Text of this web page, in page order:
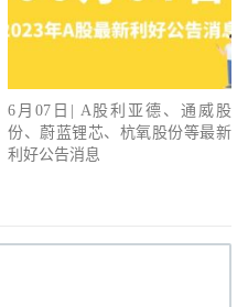
6月07日| A股利亚德、通威股
份、蔚蓝锂芯、杭氧股份等最新
利好公告消息